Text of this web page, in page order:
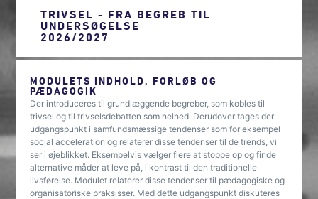
TRIVSEL - FRA BEGREB TIL
UNDERSØGELSE
2026/2027
MODULETS INDHOLD, FORLØB OG
PÆDAGOGIK
Der introduceres til grundlæggende begreber, som kobles til
trivsel og til trivselsdebatten som helhed. Derudover tages der
udgangspunkt i samfundsmæssige tendenser som for eksempel
social acceleration og relaterer disse tendenser til de trends, vi
ser i øjeblikket. Eksempelvis vælger flere at stoppe op og finde
alternative måder at leve på, i kontrast til den traditionelle
livsførelse. Modulet relaterer disse tendenser til pædagogiske og
organisatoriske praksisser. Med dette udgangspunkt diskuteres